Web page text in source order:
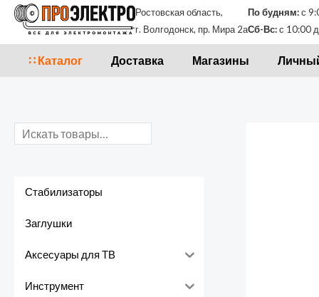
Перейти
Ростовская область,
г. Волгодонск, пр. Мира 2а
По будням:с
Сб-Вс:с 10:00
∷ Каталог Доставка Магазины
П
Стабилизаторы
Заглушки
Аксесуары для ТВ
Инструмент